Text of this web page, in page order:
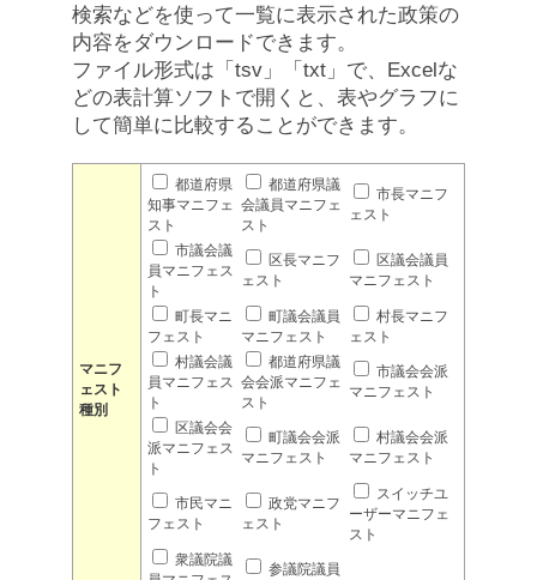
検索などを使って一覧に表示された政策の
内容をダウンロードできます。
ファイル形式は「tsv」「txt」で、Excelな
どの表計算ソフトで開くと、表やグラフに
して簡単に比較することができます。
マニフ
ェスト
種別
都道府県
知事マニフェ
スト
都道府県議
会議員マニフェ
スト
市長マニフ
ェスト
市議会議
員マニフェス
ト
区長マニフ
ェスト
区議会議員
マニフェスト
町長マニ
フェスト
町議会議員
マニフェスト
村長マニフ
ェスト
村議会議
員マニフェス
ト
都道府県議
会会派マニフェ
スト
市議会会派
マニフェスト
区議会会
派マニフェス
ト
町議会会派
マニフェスト
村議会会派
マニフェスト
市民マニ
フェスト
政党マニフ
ェスト
スイッチユ
ーザーマニフェ
スト
衆議院議
参議院議員